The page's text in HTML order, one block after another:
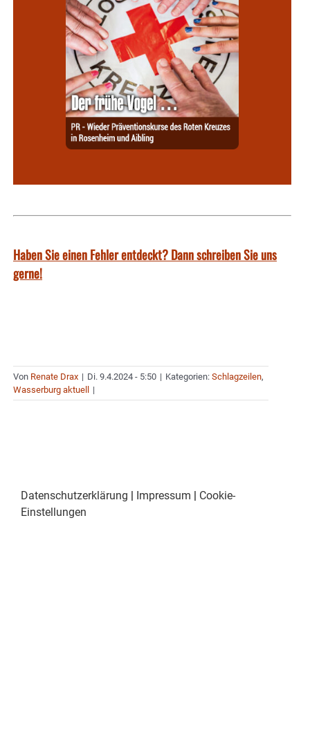
Haben Sie einen Fehler entdeckt? Dann schreiben Sie uns
gerne!
Von Renate Drax | Di. 9.4.2024 - 5:50 | Kategorien: Schlagzeilen,
Wasserburg aktuell
|
Datenschutzerklärung | Impressum | Cookie-
Einstellungen